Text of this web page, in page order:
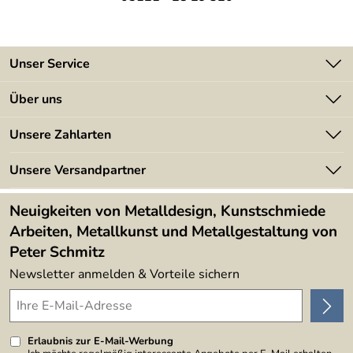
Unser Service
Kontakt
Kundeninformationen
Newsletter
Lieferbedingungen
Über uns
Angebote
Kundenbewertungen (394)
4,9/5
Unsere Zahlarten
Unsere Versandpartner
Neuigkeiten von Metalldesign, Kunstschmiede
Arbeiten, Metallkunst und Metallgestaltung von
Peter Schmitz
Newsletter anmelden & Vorteile sichern
Erlaubnis zur E-Mail-Werbung